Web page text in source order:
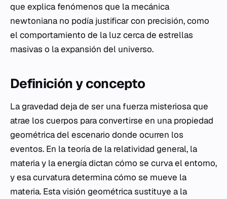
que explica fenómenos que la mecánica
newtoniana no podía justificar con precisión, como
el comportamiento de la luz cerca de estrellas
masivas o la expansión del universo.
Definición y concepto
La gravedad deja de ser una fuerza misteriosa que
atrae los cuerpos para convertirse en una propiedad
geométrica del escenario donde ocurren los
eventos. En la teoría de la relatividad general, la
materia y la energía dictan cómo se curva el entorno,
y esa curvatura determina cómo se mueve la
materia. Esta visión geométrica sustituye a la